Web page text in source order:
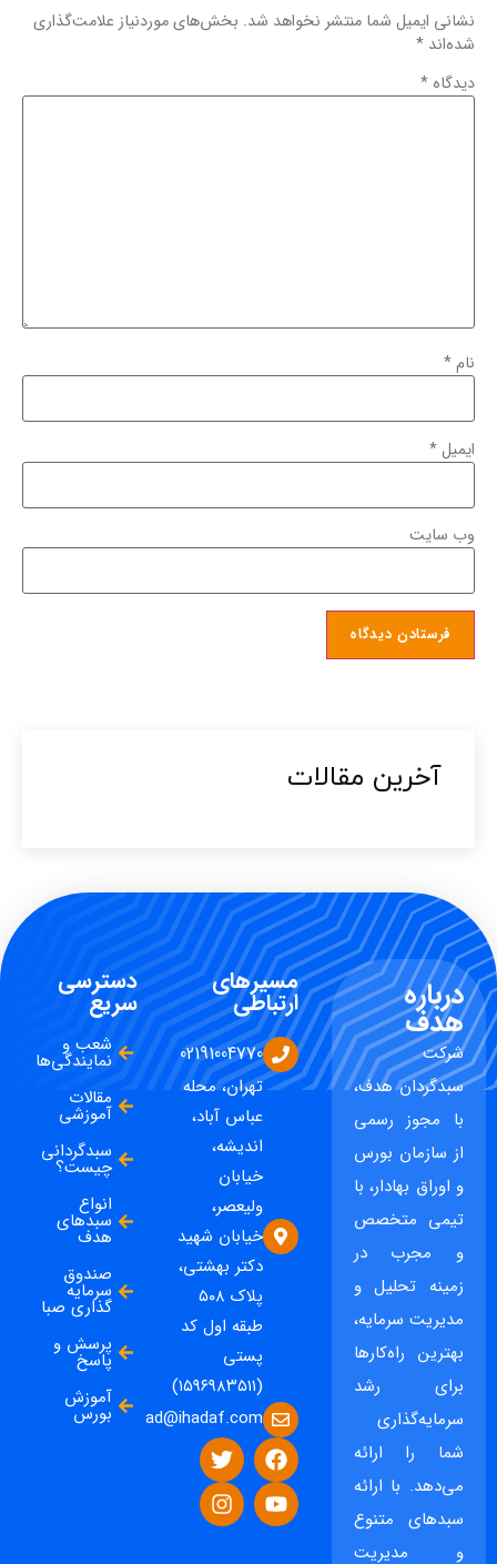
نشانی ایمیل شما منتشر نخواهد شد. بخش‌های موردنیاز علامت‌گذاری
شده‌اند *
دیدگاه *
نام*
ایمیل*
وب‌ سایت
آخرین مقالات​
درباره
هدف
شرکت
سبدگردان هدف،
با مجوز رسمی
از سازمان بورس
و اوراق بهادار، با
تیمی متخصص
و مجرب در
زمینه تحلیل و
مدیریت سرمایه،
بهترین راه‌کارها
برای رشد
سرمایه‌گذاری
شما را ارائه
می‌دهد. با ارائه
سبدهای متنوع
و مدیریت
مسیرهای
ارتباطی
02191004770
تهران، محله
عباس آباد،
اندیشه،
خیابان
ولیعصر،
خیابان شهید
دکتر بهشتی،
پلاک ۵۰۸
طبقه اول کد
پستی
(۱۵۹۶۹۸۳۵۱۱)
ad@ihadaf.com
دسترسی
سریع
شعب و
نمایندگی‌ها
مقالات
آموزشی
سبدگردانی
چیست؟
انواع
سبدهای
هدف
صندوق
سرمایه
گذاری صبا
پرسش و
پاسخ
آموزش
بورس